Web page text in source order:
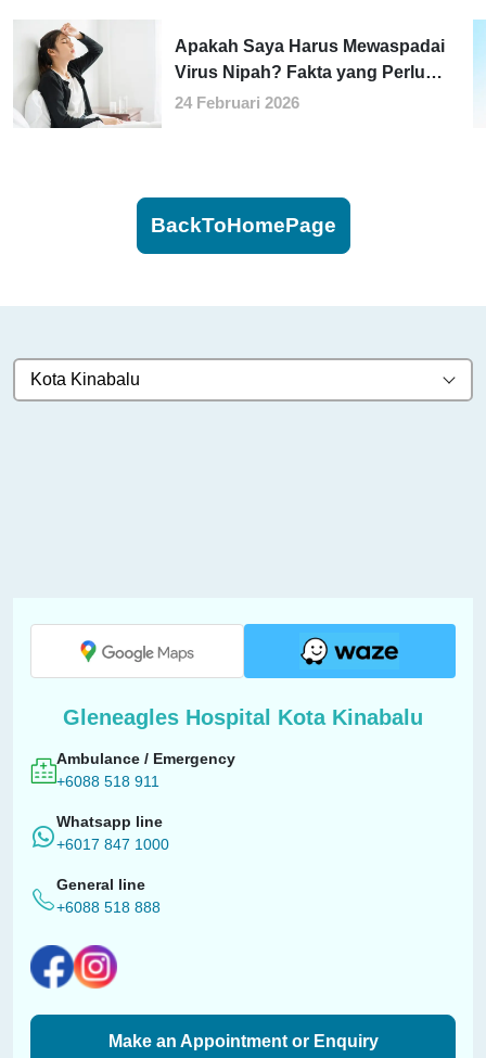
Apakah Saya Harus Mewaspadai
Virus Nipah? Fakta yang Perlu
Anda Ketahui
24 Februari 2026
BackToHomePage
Kota Kinabalu
Gleneagles Hospital Kota Kinabalu
Ambulance / Emergency
+6088 518 911
Whatsapp line
+6017 847 1000
General line
+6088 518 888
Make an Appointment or Enquiry